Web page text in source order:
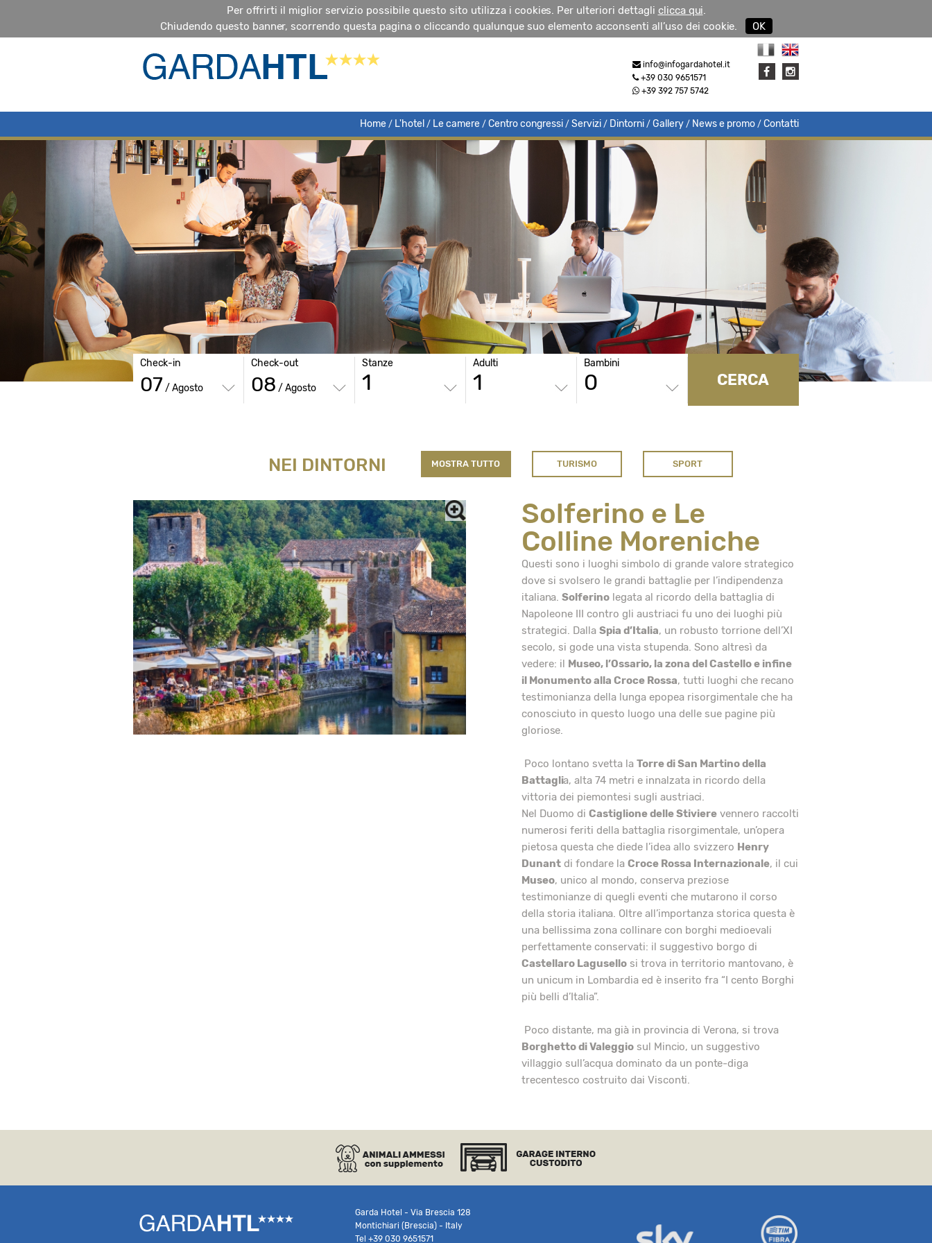
Per offrirti il miglior servizio possibile questo sito utilizza i cookies. Per ulteriori dettagli clicca qui.
Chiudendo questo banner, scorrendo questa pagina o cliccando qualunque suo elemento acconsenti all’uso dei cookie.
OK
info@infogardahotel.it
+39 030 9651571
+39 392 757 5742
Home / L'hotel / Le camere / Centro congressi / Servizi / Dintorni / Gallery / News e promo / Contatti
Check-in
07 / Agosto
Check-out
08 / Agosto
Stanze Adulti Bambini
CERCA
NEI DINTORNI MOSTRA TUTTO TURISMO SPORT
Solferino e Le
Colline Moreniche
Questi sono i luoghi simbolo di grande valore strategico
dove si svolsero le grandi battaglie per l’indipendenza
italiana. Solferinolegata al ricordo della battaglia di
Napoleone III contro gli austriaci fu uno dei luoghi più
strategici. Dalla Spia d’Italia, un robusto torrione dell’XI
secolo, si gode una vista stupenda. Sono altresì da
vedere: il Museo, l’Ossario, la zona del Castello e infine
il Monumento alla Croce Rossa, tutti luoghi che recano
testimonianza della lunga epopea risorgimentale che ha
conosciuto in questo luogo una delle sue pagine più
gloriose.
Poco lontano svetta la Torre di San Martino della
Battaglia, alta 74 metri e innalzata in ricordo della
vittoria dei piemontesi sugli austriaci.
Nel Duomo di Castiglione delle Stivierevennero raccolti
numerosi feriti della battaglia risorgimentale, un’opera
pietosa questa che diede l’idea allo svizzero Henry
Dunantdi fondare la Croce Rossa Internazionale, il cui
Museo, unico al mondo, conserva preziose
testimonianze di quegli eventi che mutarono il corso
della storia italiana. Oltre all’importanza storica questa è
una bellissima zona collinare con borghi medioevali
perfettamente conservati: il suggestivo borgo di
Castellaro Lagusellosi trova in territorio mantovano, è
un unicum in Lombardia ed è inserito fra “I cento Borghi
più belli d’Italia”.
Poco distante, ma già in provincia di Verona, si trova
Borghetto di Valeggiosul Mincio, un suggestivo
villaggio sull’acqua dominato da un ponte-diga
trecentesco costruito dai Visconti.
Garda Hotel - Via Brescia 128
Montichiari (Brescia) - Italy
Tel +39 030 9651571